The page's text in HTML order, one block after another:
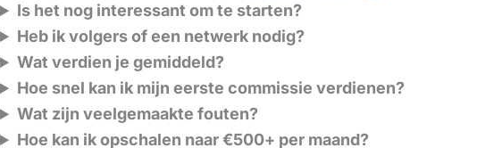
Is het nog interessant om te starten?
Heb ik volgers of een netwerk nodig?
Wat verdien je gemiddeld?
Hoe snel kan ik mijn eerste commissie verdienen?
Wat zijn veelgemaakte fouten?
Hoe kan ik opschalen naar €500+ per maand?